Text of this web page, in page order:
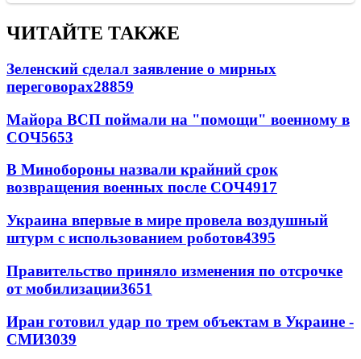
ЧИТАЙТЕ ТАКЖЕ
Зеленский сделал заявление о мирных
переговорах28859
Майора ВСП поймали на "помощи" военному в
СОЧ5653
В Минобороны назвали крайний срок
возвращения военных после СОЧ4917
Украина впервые в мире провела воздушный
штурм с использованием роботов4395
Правительство приняло изменения по отсрочке
от мобилизации3651
Иран готовил удар по трем объектам в Украине -
СМИ3039